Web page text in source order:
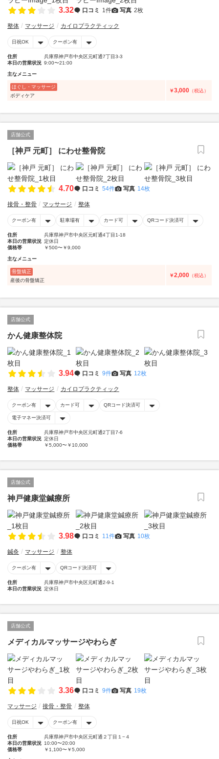
3.32 口コミ 1件 写真 2枚
整体 マッサージ カイロプラクティック
日祝OK クーポン有
住所
兵庫県神戸市中央区元町通7丁目3-3
本日の営業状況 9:00〜21:00
主なメニュー
ほぐし・マッサージ
ボディケア
￥3,000 （税込）
店舗公式
［神戸 元町］ にわせ整骨院
4.70 口コミ 54件 写真 14枚
接骨・整骨 マッサージ 整体
クーポン有 駐車場有 カード可 QRコード決済可
住所
兵庫県神戸市中央区元町通4丁目1-18
本日の営業状況 定休日
価格帯
￥500〜￥9,000
主なメニュー
骨盤矯正
産後の骨盤矯正
￥2,000 （税込）
店舗公式
かん健康整体院
3.94 口コミ 9件 写真 12枚
整体 マッサージ カイロプラクティック
クーポン有 カード可 QRコード決済可
電子マネー決済可
住所
兵庫県神戸市中央区元町通2丁目7-6
本日の営業状況 定休日
価格帯
￥5,000〜￥10,000
店舗公式
神戸健康堂鍼療所
3.98 口コミ 11件 写真 10枚
鍼灸 マッサージ 整体
クーポン有 QRコード決済可
住所
兵庫県神戸市中央区元町通2-9-1
本日の営業状況 定休日
店舗公式
メディカルマッサージやわらぎ
3.36 口コミ 9件 写真 19枚
マッサージ 接骨・整骨 整体
日祝OK クーポン有
住所
兵庫県神戸市中央区元町通２丁目１−４
本日の営業状況 10:00〜20:00
価格帯
￥1,100〜￥5,000